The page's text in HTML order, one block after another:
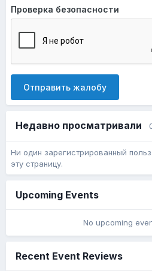
Проверка безопасности
Отправить жалобу
Недавно просматривали
Ни один зарегистрированный
эту страницу.
Upcoming Events
No upcoming
Recent Event Reviews